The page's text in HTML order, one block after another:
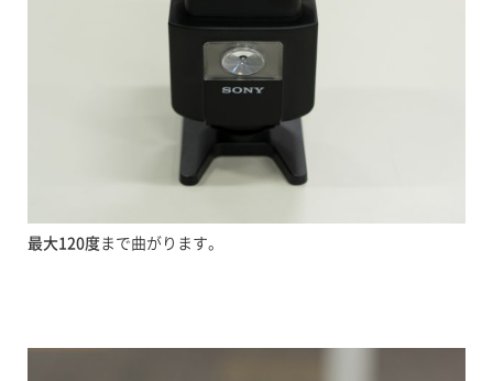
最大120度まで曲がります。